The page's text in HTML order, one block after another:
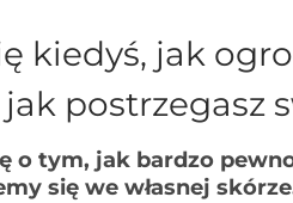
kiedyś, jak
postrzegasz
o tym, jak bardzo
się we własnej